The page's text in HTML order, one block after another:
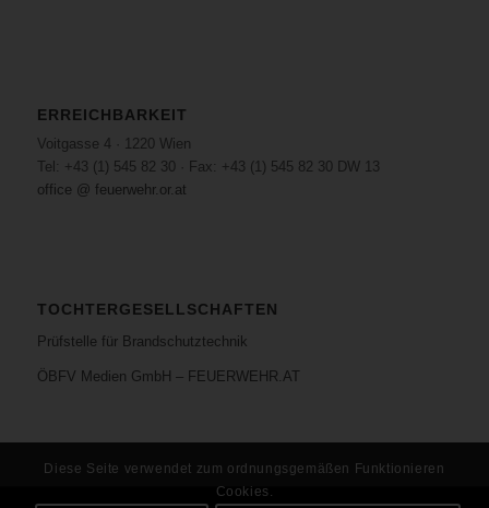
ERREICHBARKEIT
Voitgasse 4 · 1220 Wien
Tel: +43 (1) 545 82 30 · Fax: +43 (1) 545 82 30 DW 13
office @ feuerwehr.or.at
TOCHTERGESELLSCHAFTEN
Prüfstelle für Brandschutztechnik
ÖBFV Medien GmbH – FEUERWEHR.AT
Diese Seite verwendet zum ordnungsgemäßen Funktionieren
Cookies.